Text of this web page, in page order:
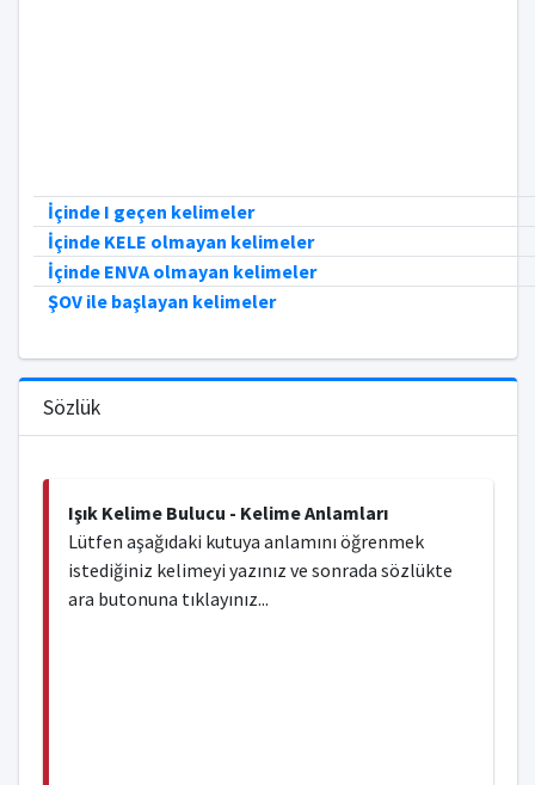
İçinde I geçen kelimeler
İçinde KELE olmayan kelimeler
İçinde ENVA olmayan kelimeler
ŞOV ile başlayan kelimeler
Sözlük
Işık Kelime Bulucu - Kelime Anlamları
Lütfen aşağıdaki kutuya anlamını öğrenmek
istediğiniz kelimeyi yazınız ve sonrada sözlükte
ara butonuna tıklayınız...